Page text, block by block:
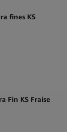
vente au détail à
à rouler sont
naturelle
carnet
gros
fines KS
Fin KS Fraise